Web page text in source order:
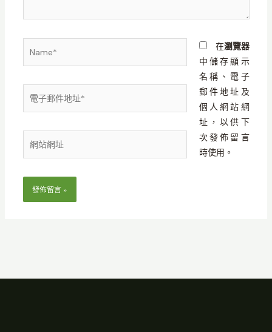
電
地站
在瀏覽器
中儲存顯示
名稱、電子
郵件地址及
個人網站網
址，以供下
次發佈留言
時使用。